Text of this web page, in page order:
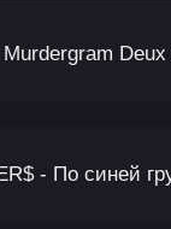
Deux
- По синей